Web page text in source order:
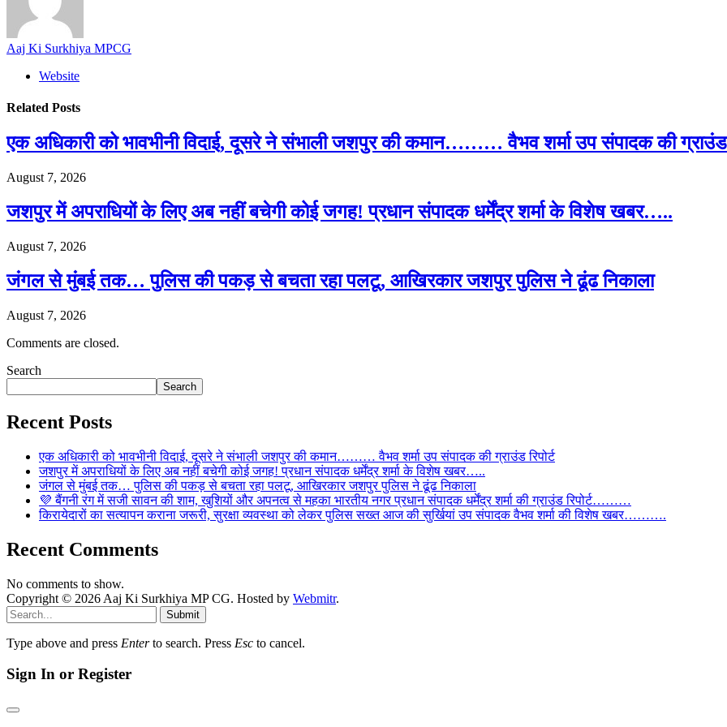
Aaj Ki Surkhiya MPCG
Website
Related Posts
एक अधिकारी को भावभीनी विदाई, दूसरे ने संभाली जशपुर की कमान……… वैभव शर्मा उप संपादक की ग्राउंड
August 7, 2026
जशपुर में अपराधियों के लिए अब नहीं बचेगी कोई जगह! प्रधान संपादक धर्मेंद्र शर्मा के विशेष खबर…..
August 7, 2026
जंगल से मुंबई तक… पुलिस की पकड़ से बचता रहा पलटू, आखिरकार जशपुर पुलिस ने ढूंढ निकाला
August 7, 2026
Comments are closed.
Search
Search
Recent Posts
एक अधिकारी को भावभीनी विदाई, दूसरे ने संभाली जशपुर की कमान……… वैभव शर्मा उप संपादक की ग्राउंड रिपोर्ट
जशपुर में अपराधियों के लिए अब नहीं बचेगी कोई जगह! प्रधान संपादक धर्मेंद्र शर्मा के विशेष खबर…..
जंगल से मुंबई तक… पुलिस की पकड़ से बचता रहा पलटू, आखिरकार जशपुर पुलिस ने ढूंढ निकाला
💜 बैंगनी रंग में सजी सावन की शाम, खुशियों और अपनत्व से महका भारतीय नगर प्रधान संपादक धर्मेंद्र शर्मा की ग्राउंड रिपोर्ट………
किरायेदारों का सत्यापन कराना जरूरी, सुरक्षा व्यवस्था को लेकर पुलिस सख्त आज की सुर्खियां उप संपादक वैभव शर्मा की विशेष खबर……….
Recent Comments
No comments to show.
Copyright © 2026 Aaj Ki Surkhiya MP CG. Hosted by Webmitr.
Submit
Type above and press Enterto search. Press Esc to cancel.
Sign In or Register